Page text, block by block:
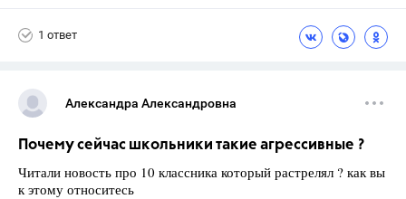
1 ответ
Александра Александровна
Почему сейчас школьники такие агрессивные ?
Читали новость про 10 классника который растрелял ? как вы
к этому относитесь